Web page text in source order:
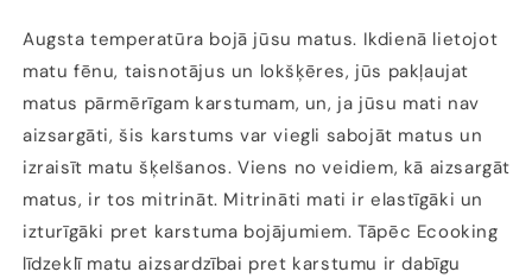
Augsta temperatūra bojā jūsu matus. Ikdienā lietojot
matu fēnu, taisnotājus un lokšķēres, jūs pakļaujat
matus pārmērīgam karstumam, un, ja jūsu mati nav
aizsargāti, šis karstums var viegli sabojāt matus un
izraisīt matu šķelšanos. Viens no veidiem, kā aizsargāt
matus, ir tos mitrināt. Mitrināti mati ir elastīgāki un
izturīgāki pret karstuma bojājumiem. Tāpēc Ecooking
līdzeklī matu aizsardzībai pret karstumu ir dabīgu